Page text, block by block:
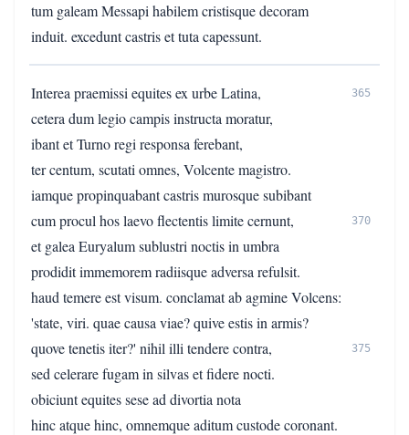
tum galeam Messapi habilem cristisque decoram
induit. excedunt castris et tuta capessunt.
Interea praemissi equites ex urbe Latina, 365
cetera dum legio campis instructa moratur,
ibant et Turno regi responsa ferebant,
ter centum, scutati omnes, Volcente magistro.
iamque propinquabant castris murosque subibant
cum procul hos laevo flectentis limite cernunt,
370
et galea Euryalum sublustri noctis in umbra
prodidit immemorem radiisque adversa refulsit.
haud temere est visum. conclamat ab agmine Volcens:
'state, viri. quae causa viae? quive estis in armis?
quove tenetis iter?' nihil illi tendere contra,
375
sed celerare fugam in silvas et fidere nocti.
obiciunt equites sese ad divortia nota
hinc atque hinc, omnemque aditum custode coronant.